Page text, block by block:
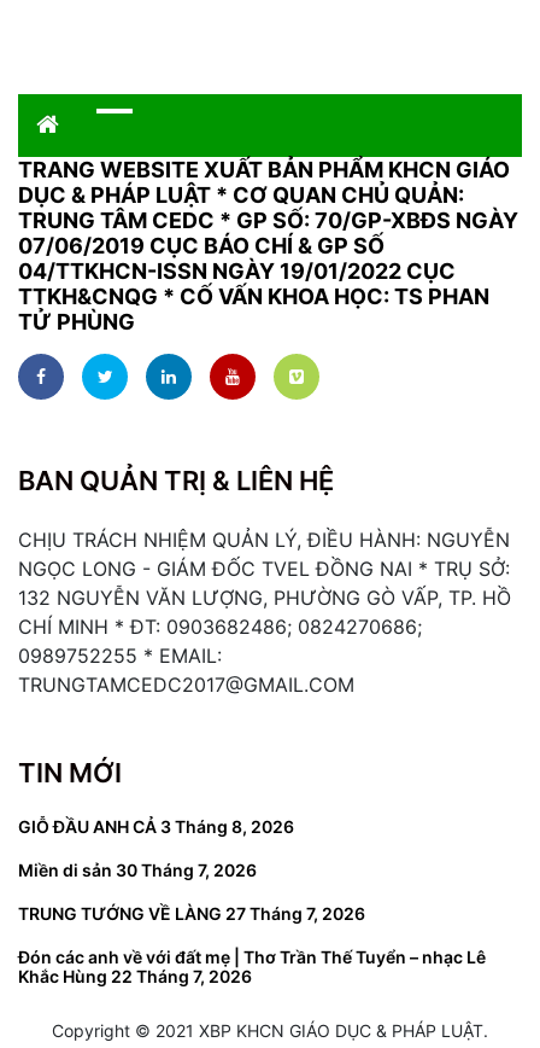
TRANG WEBSITE XUẤT BẢN PHẨM KHCN GIÁO
DỤC & PHÁP LUẬT * CƠ QUAN CHỦ QUẢN:
TRUNG TÂM CEDC * GP SỐ: 70/GP-XBĐS NGÀY
07/06/2019 CỤC BÁO CHÍ & GP SỐ
04/TTKHCN-ISSN NGÀY 19/01/2022 CỤC
TTKH&CNQG * CỐ VẤN KHOA HỌC: TS PHAN
TỬ PHÙNG
BAN QUẢN TRỊ & LIÊN HỆ
CHỊU TRÁCH NHIỆM QUẢN LÝ, ĐIỀU HÀNH: NGUYỄN
NGỌC LONG - GIÁM ĐỐC TVEL ĐỒNG NAI * TRỤ SỞ:
132 NGUYỄN VĂN LƯỢNG, PHƯỜNG GÒ VẤP, TP. HỒ
CHÍ MINH * ĐT: 0903682486; 0824270686;
0989752255 * EMAIL:
TRUNGTAMCEDC2017@GMAIL.COM
TIN MỚI
GIỖ ĐẦU ANH CẢ 3 Tháng 8, 2026
Miền di sản 30 Tháng 7, 2026
TRUNG TƯỚNG VỀ LÀNG 27 Tháng 7, 2026
Đón các anh về với đất mẹ | Thơ Trần Thế Tuyển – nhạc Lê
Khắc Hùng 22 Tháng 7, 2026
Copyright © 2021 XBP KHCN GIÁO DỤC & PHÁP LUẬT.